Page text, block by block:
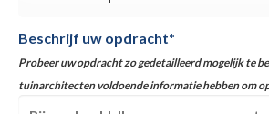
Beschrijf uw opdracht*
Probeer uw opdracht zo gedetailleerd mogelijk te
tuinarchitecten voldoende informatie hebben om